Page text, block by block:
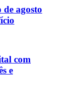
agosto
com
e